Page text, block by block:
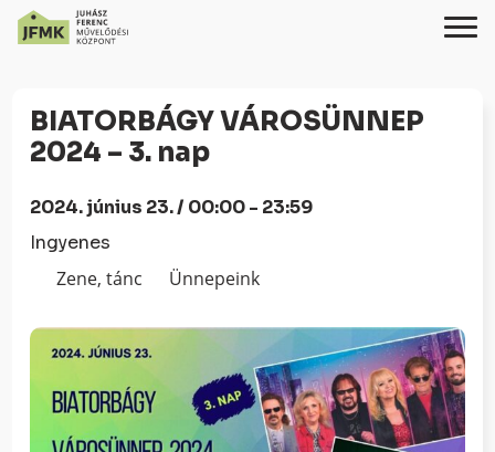
Content
navigációhoz
BIATORBÁGY VÁROSÜNNEP
2024 – 3. nap
2024. június 23. / 00:00 - 23:59
Ingyenes
Zene, tánc Ünnepeink